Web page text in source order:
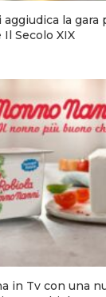
la gara
Secolo XIX
in Tv con una